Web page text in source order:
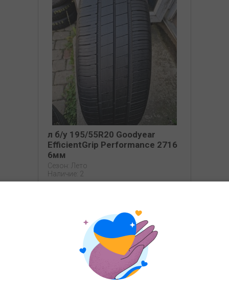
л б/у 195/55R20 Goodyear
EfficientGrip Performance 2716
6мм
Сезон: Лето
Наличие: 2
КУПИТЬ